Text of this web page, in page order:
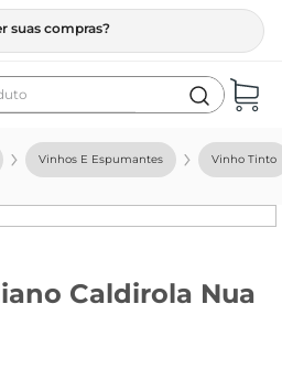
suas compras?
Vinhos E Espumantes Vinho Tinto
Caldirola Nua